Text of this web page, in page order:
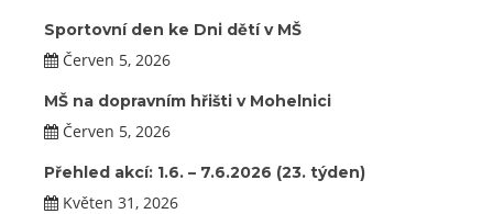
Sportovní den ke Dni dětí v MŠ
Červen 5, 2026
MŠ na dopravním hřišti v Mohelnici
Červen 5, 2026
Přehled akcí: 1.6. – 7.6.2026 (23. týden)
Květen 31, 2026